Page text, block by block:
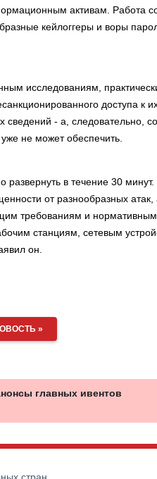
активам. Работа
кейлоггеры и воры
исследованиям,
доступа к
- а, следовательно,
не может обеспечить.
в течение 30
от разнообразных атак,
требованиям и
станциям, сетевым
он.
»
главных ивентов
стран